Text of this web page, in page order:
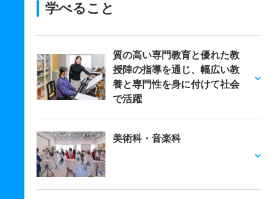
学べること
質の高い専門教育と優れた教
授陣の指導を通じ、幅広い教
養と専門性を身に付けて社会
で活躍
美術科・音楽科